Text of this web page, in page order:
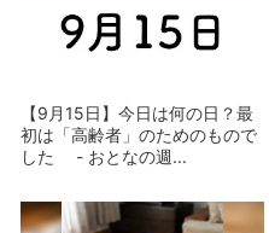
【9月15日】今日は何の日？最
初は「高齢者」のためのもので
した - おとなの週...